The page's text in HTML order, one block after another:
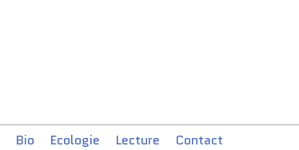
Bio Ecologie Lecture Contact